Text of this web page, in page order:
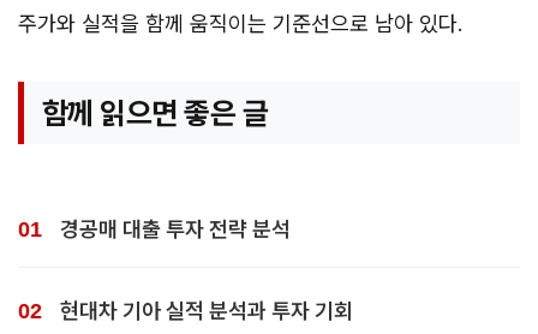
주가와 실적을 함께 움직이는 기준선으로 남아 있다.
함께 읽으면 좋은 글
경공매 대출 투자 전략 분석
현대차 기아 실적 분석과 투자 기회